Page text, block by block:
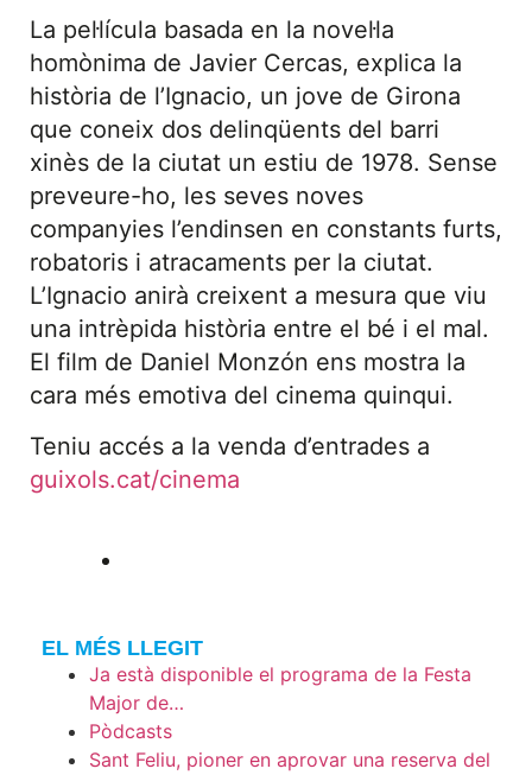
La pel·lícula basada en la novel·la
homònima de Javier Cercas, explica la
història de l’Ignacio, un jove de Girona
que coneix dos delinqüents del barri
xinès de la ciutat un estiu de 1978. Sense
preveure-ho, les seves noves
companyies l’endinsen en constants furts,
robatoris i atracaments per la ciutat.
L’Ignacio anirà creixent a mesura que viu
una intrèpida història entre el bé i el mal.
El film de Daniel Monzón ens mostra la
cara més emotiva del cinema quinqui.
Teniu accés a la venda d’entrades a
guixols.cat/cinema
EL MÉS LLEGIT
Ja està disponible el programa de la Festa
Major de…
Pòdcasts
Sant Feliu, pioner en aprovar una reserva del